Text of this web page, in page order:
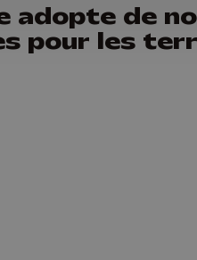
adopte de
pour les